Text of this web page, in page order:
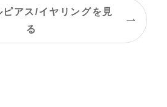
アス/イヤリングを見
る